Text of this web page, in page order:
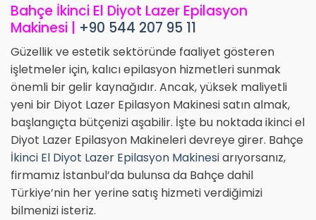
Bahçe İkinci El Diyot Lazer Epilasyon
Makinesi | +90 544 207 95 11
Güzellik ve estetik sektöründe faaliyet gösteren
işletmeler için, kalıcı epilasyon hizmetleri sunmak
önemli bir gelir kaynağıdır. Ancak, yüksek maliyetli
yeni bir Diyot Lazer Epilasyon Makinesi satın almak,
başlangıçta bütçenizi aşabilir. İşte bu noktada ikinci el
Diyot Lazer Epilasyon Makineleri devreye girer. Bahçe
İkinci El Diyot Lazer Epilasyon Makinesiarıyorsanız,
firmamız İstanbul’da bulunsa da Bahçe dahil
Türkiye’nin her yerine satış hizmeti verdiğimizi
bilmenizi isteriz.